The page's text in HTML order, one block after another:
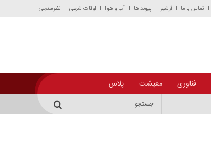
تماس با ما آرشیو پیوند ها آب و هوا اوقات شرعی نظرسنجی
فناوری معیشت پلاس